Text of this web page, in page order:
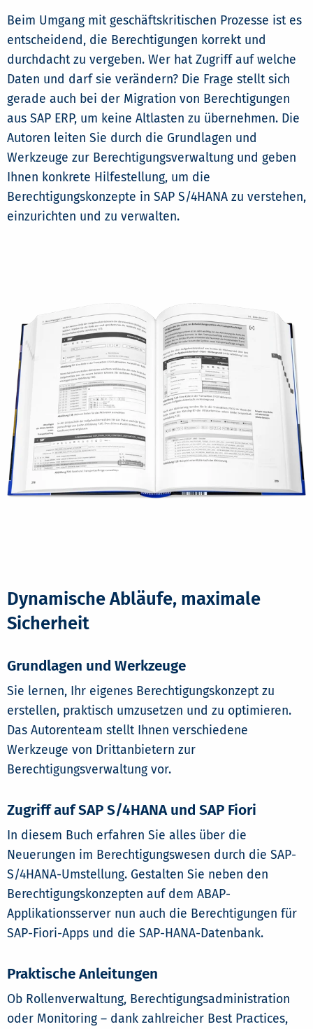
Beim Umgang mit geschäftskritischen Prozesse ist es
entscheidend, die Berechtigungen korrekt und
durchdacht zu vergeben. Wer hat Zugriff auf welche
Daten und darf sie verändern? Die Frage stellt sich
gerade auch bei der Migration von Berechtigungen
aus SAP ERP, um keine Altlasten zu übernehmen. Die
Autoren leiten Sie durch die Grundlagen und
Werkzeuge zur Berechtigungsverwaltung und geben
Ihnen konkrete Hilfestellung, um die
Berechtigungskonzepte in SAP S/4HANA zu verstehen,
einzurichten und zu verwalten.
Dynamische Abläufe, maximale
Sicherheit
Grundlagen und Werkzeuge
Sie lernen, Ihr eigenes Berechtigungskonzept zu
erstellen, praktisch umzusetzen und zu optimieren.
Das Autorenteam stellt Ihnen verschiedene
Werkzeuge von Drittanbietern zur
Berechtigungsverwaltung vor.
Zugriff auf SAP S/4HANA und SAP Fiori
In diesem Buch erfahren Sie alles über die
Neuerungen im Berechtigungswesen durch die SAP-
S/4HANA-Umstellung. Gestalten Sie neben den
Berechtigungskonzepten auf dem ABAP-
Applikationsserver nun auch die Berechtigungen für
SAP-Fiori-Apps und die SAP-HANA-Datenbank.
Praktische Anleitungen
Ob Rollenverwaltung, Berechtigungsadministration
oder Monitoring – dank zahlreicher Best Practices,